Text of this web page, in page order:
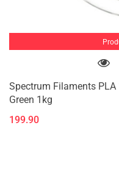
Spectrum Filaments
Green 1kg
199.90